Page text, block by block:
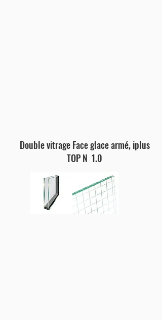
Double vitrage Face glace armé, iplus
TOP N 1.0